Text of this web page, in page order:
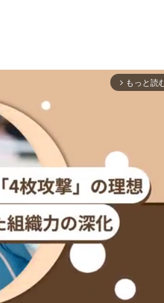
arrow_forward_ios もっと読